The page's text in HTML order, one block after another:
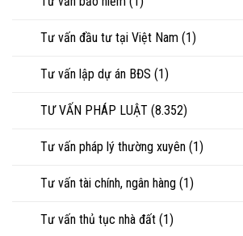
Tư vấn đầu tư tại Việt Nam (1)
Tư vấn lập dự án BĐS (1)
TƯ VẤN PHÁP LUẬT (8.352)
Tư vấn pháp lý thường xuyên (1)
Tư vấn tài chính, ngân hàng (1)
Tư vấn thủ tục nhà đất (1)